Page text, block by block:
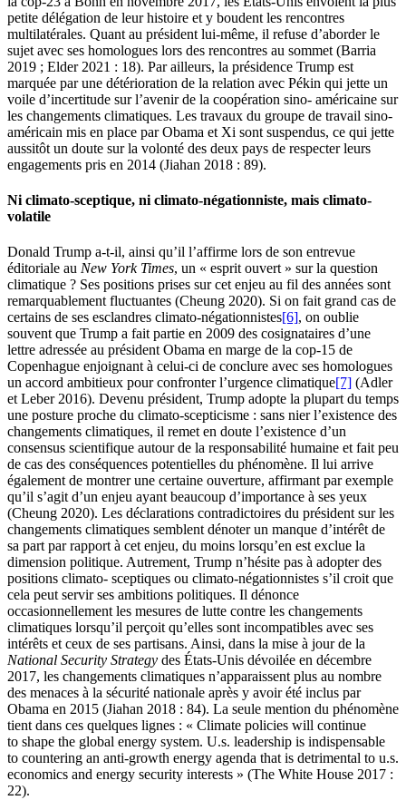
petite délégation de leur histoire et y boudent les rencontres
multilatérales. Quant au président lui-même, il refuse d’aborder le
sujet avec ses homologues lors des rencontres au sommet (Barria
2019 ; Elder 2021 : 18). Par ailleurs, la présidence Trump est
marquée par une détérioration de la relation avec Pékin qui jette un
voile d’incertitude sur l’avenir de la coopération sino- américaine sur
les changements climatiques. Les travaux du groupe de travail sino-
américain mis en place par Obama et Xi sont suspendus, ce qui jette
aussitôt un doute sur la volonté des deux pays de respecter leurs
engagements pris en 2014 (Jiahan 2018 : 89).
Ni climato-sceptique, ni climato-négationniste, mais climato-
volatile
Donald Trump a-t-il, ainsi qu’il l’affirme lors de son entrevue
éditoriale au New York Times, un « esprit ouvert » sur la question
climatique ? Ses positions prises sur cet enjeu au fil des années sont
remarquablement fluctuantes (Cheung 2020). Si on fait grand cas de
certains de ses esclandres climato-négationnistes[6], on oublie
souvent que Trump a fait partie en 2009 des cosignataires d’une
lettre adressée au président Obama en marge de la cop-15 de
Copenhague enjoignant à celui-ci de conclure avec ses homologues
un accord ambitieux pour confronter l’urgence climatique[7] (Adler
et Leber 2016). Devenu président, Trump adopte la plupart du temps
une posture proche du climato-scepticisme : sans nier l’existence des
changements climatiques, il remet en doute l’existence d’un
consensus scientifique autour de la responsabilité humaine et fait peu
de cas des conséquences potentielles du phénomène. Il lui arrive
également de montrer une certaine ouverture, affirmant par exemple
qu’il s’agit d’un enjeu ayant beaucoup d’importance à ses yeux
(Cheung 2020). Les déclarations contradictoires du président sur les
changements climatiques semblent dénoter un manque d’intérêt de
sa part par rapport à cet enjeu, du moins lorsqu’en est exclue la
dimension politique. Autrement, Trump n’hésite pas à adopter des
positions climato- sceptiques ou climato-négationnistes s’il croit que
cela peut servir ses ambitions politiques. Il dénonce
occasionnellement les mesures de lutte contre les changements
climatiques lorsqu’il perçoit qu’elles sont incompatibles avec ses
intérêts et ceux de ses partisans. Ainsi, dans la mise à jour de la
National Security Strategy des États-Unis dévoilée en décembre
2017, les changements climatiques n’apparaissent plus au nombre
des menaces à la sécurité nationale après y avoir été inclus par
Obama en 2015 (Jiahan 2018 : 84). La seule mention du phénomène
tient dans ces quelques lignes : « Climate policies will continue
to shape the global energy system. U.s. leadership is indispensable
to countering an anti-growth energy agenda that is detrimental to u.s.
economics and energy security interests » (The White House 2017 :
22).